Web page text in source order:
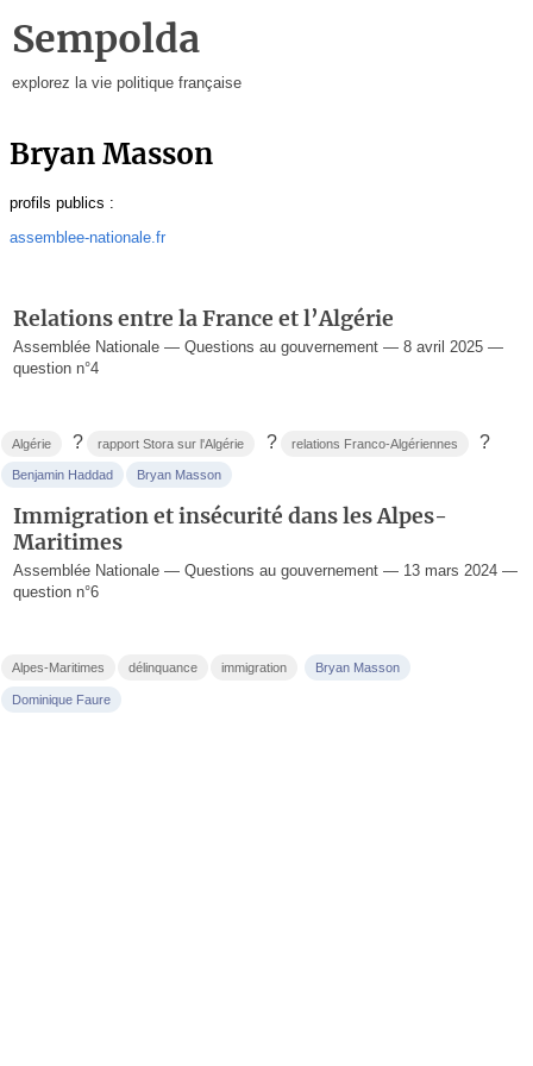
Sempolda
explorez la vie politique française
Bryan Masson
profils publics :
assemblee-nationale.fr
Relations entre la France et l’Algérie
Assemblée Nationale — Questions au gouvernement — 8 avril 2025 —
question n°4
Algérie ? rapport Stora sur l'Algérie ? relations Franco-Algériennes ?
Benjamin Haddad Bryan Masson
Immigration et insécurité dans les Alpes-
Maritimes
Assemblée Nationale — Questions au gouvernement — 13 mars 2024 —
question n°6
Alpes-Maritimes délinquance immigration Bryan Masson
Dominique Faure